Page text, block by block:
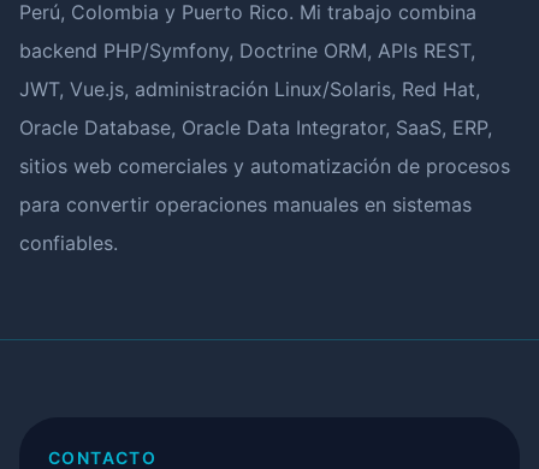
Perú, Colombia y Puerto Rico. Mi trabajo combina
backend PHP/Symfony, Doctrine ORM, APIs REST,
JWT, Vue.js, administración Linux/Solaris, Red Hat,
Oracle Database, Oracle Data Integrator, SaaS, ERP,
sitios web comerciales y automatización de procesos
para convertir operaciones manuales en sistemas
confiables.
CONTACTO